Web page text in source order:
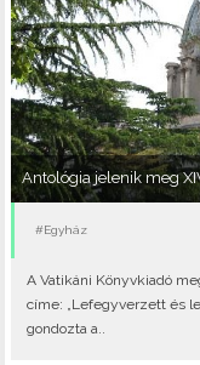
Antológia jelenik meg
#Egyház
A Vatikáni Könyvkiadó
címe: „Lefegyverzett és
gondozta a..